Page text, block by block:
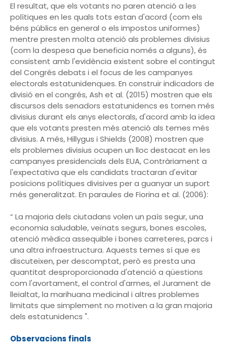
El resultat, que els votants no paren atenció a les
polítiques en les quals tots estan d'acord (com els
béns públics en general o els impostos uniformes)
mentre presten molta atenció als problemes divisius
(com la despesa que beneficia només a alguns), és
consistent amb l'evidència existent sobre el contingut
del Congrés debats i el focus de les campanyes
electorals estatunidenques. En construir indicadors de
divisió en el congrés, Ash et al. (2015) mostren que els
discursos dels senadors estatunidencs es tornen més
divisius durant els anys electorals, d'acord amb la idea
que els votants presten més atenció als temes més
divisius. A més, Hillygus i Shields (2008) mostren que
els problemes divisius ocupen un lloc destacat en les
campanyes presidencials dels EUA, Contràriament a
l'expectativa que els candidats tractaran d'evitar
posicions polítiques divisives per a guanyar un suport
més generalitzat. En paraules de Fiorina et al. (2006):
“ La majoria dels ciutadans volen un país segur, una
economia saludable, veïnats segurs, bones escoles,
atenció mèdica assequible i bones carreteres, parcs i
una altra infraestructura. Aquests temes sí que es
discuteixen, per descomptat, però es presta una
quantitat desproporcionada d'atenció a qüestions
com l'avortament, el control d'armes, el Jurament de
lleialtat, la marihuana medicinal i altres problemes
limitats que simplement no motiven a la gran majoria
dels estatunidencs ".
Observacions finals